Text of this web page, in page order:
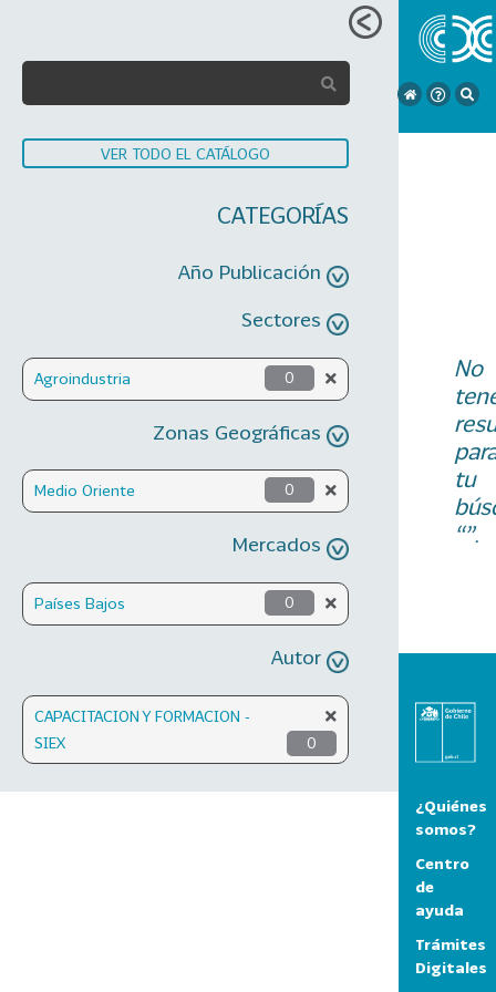
VER TODO EL CATÁLOGO
CATEGORÍAS
Año Publicación
Sectores
Agroindustria 0
Zonas Geográficas
Medio Oriente 0
Mercados
Países Bajos 0
Autor
CAPACITACION Y FORMACION -
SIEX
0
No
tu
“”.
¿Quiénes
somos?
Centro
de
ayuda
Trámites
Digitales